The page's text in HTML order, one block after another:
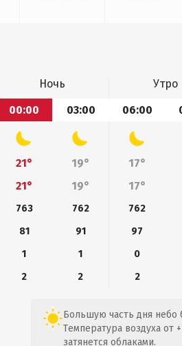
Ночь Утро
00:00
03:00 06:00
21° 19° 17°
21°
19° 17°
763 762 762
81
91 97
1
1 0
2
2 2
Большую часть дня небо
Температура воздуха от
затянется облаками.